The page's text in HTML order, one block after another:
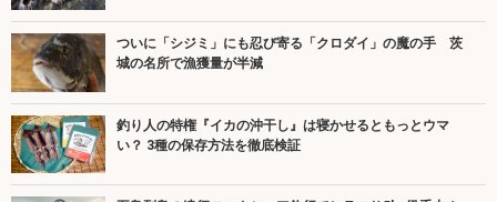
ついに「シジミ」にも忍び寄る「クロダイ」の魔の手 茨
城の名所で漁獲量が半減
釣り人の特権『イカの沖干し』は寝かせるともっとウマ
い？ 3種の保存方法を徹底検証